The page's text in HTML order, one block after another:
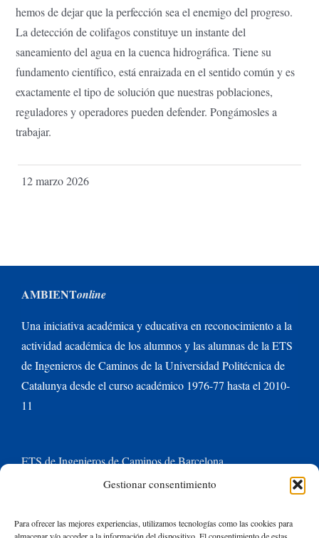
Gestionar consentimiento
Para ofrecer las mejores experiencias, utilizamos tecnologías como las cookies para
hemos de dejar que la perfección sea el enemigo del progreso.
La detección de colifagos constituye un instante del
saneamiento del agua en la cuenca hidrográfica. Tiene su
fundamento científico, está enraizada en el sentido común y es
exactamente el tipo de solución que nuestras poblaciones,
reguladores y operadores pueden defender. Pongámosles a
trabajar.
12 marzo 2026
AMBIENTonline
Una iniciativa académica y educativa en reconocimiento a la
actividad académica de los alumnos y las alumnas de la ETS
de Ingenieros de Caminos de la Universidad Politécnica de
Catalunya desde el curso académico 1976-77 hasta el 2010-
11
ETS de Ingenieros de Caminos de Barcelona
Universitat Politècnica de Catalunya BarcelonaTech